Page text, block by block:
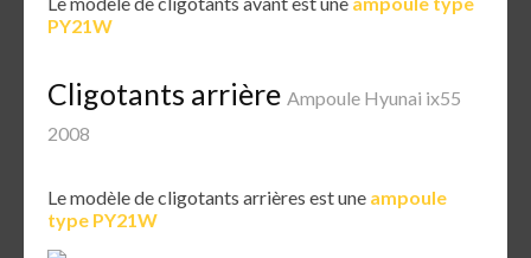
PY21W
Cligotants arrière Ampoule Hyunai ix55
2008
Le modèle de cligotants arrières est une ampoule
type PY21W